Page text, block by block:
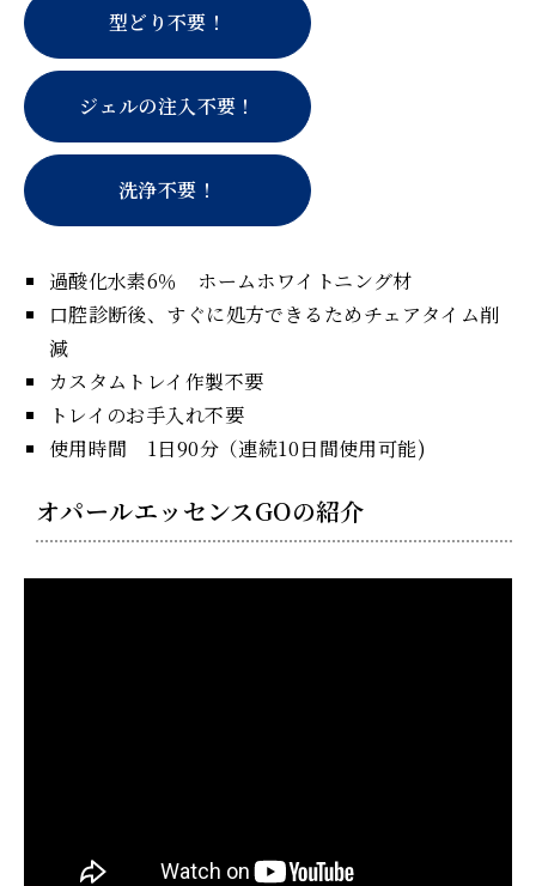
型どり不要！
ジェルの注入不要！
洗浄不要！
過酸化水素6％ ホームホワイトニング材
口腔診断後、すぐに処方できるためチェアタイム削
減
カスタムトレイ作製不要
トレイのお手入れ不要
使用時間 1日90分（連続10日間使用可能)
オパールエッセンスGOの紹介